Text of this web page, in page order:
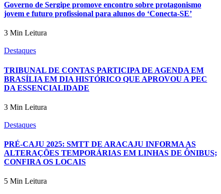
Governo de Sergipe promove encontro sobre protagonismo
jovem e futuro profissional para alunos do ‘Conecta-SE’
3 Min Leitura
Destaques
TRIBUNAL DE CONTAS PARTICIPA DE AGENDA EM
BRASÍLIA EM DIA HISTÓRICO QUE APROVOU A PEC
DA ESSENCIALIDADE
3 Min Leitura
Destaques
PRÉ-CAJU 2025: SMTT DE ARACAJU INFORMA AS
ALTERAÇÕES TEMPORÁRIAS EM LINHAS DE ÔNIBUS;
CONFIRA OS LOCAIS
5 Min Leitura